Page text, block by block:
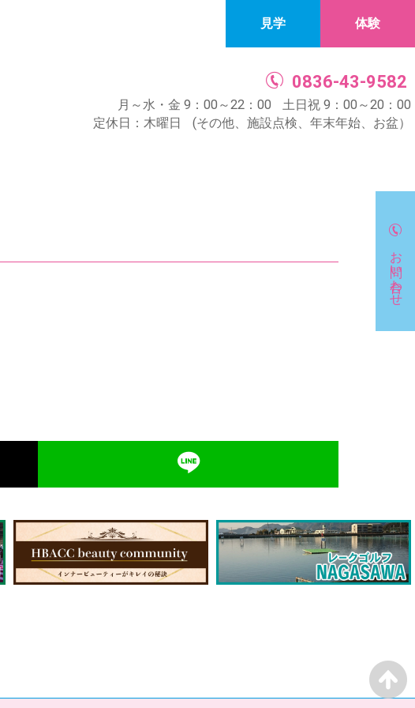
見学 体験
0836-43-9582
月～水・金 9：00～22：00
土日祝 9：00～20：00
定休日：木曜日
(その他、施設点検、年末年始、お盆）
お問い合わせ
お問い合わせ